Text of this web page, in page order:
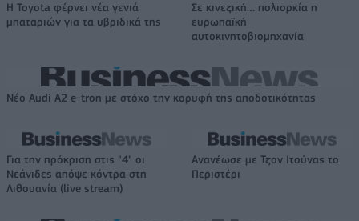
Η Toyota φέρνει νέα γενιά
μπαταριών για τα υβριδικά της
Σε κινεζική… πολιορκία η
ευρωπαϊκή
αυτοκινητοβιομηχανία
Νέο Audi A2 e-tron με στόχο την κορυφή της αποδοτικότητας
Για την πρόκριση στις "4" οι
Νεάνιδες απόψε κόντρα στη
Λιθουανία (live stream)
Ανανέωσε με Τζον Ιτούνας το
Περιστέρι